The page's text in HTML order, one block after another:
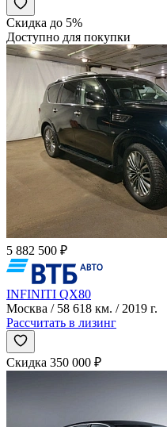
Скидка до 5%
Доступно для покупки
5 882 500 ₽
INFINITI QX80
Москва / 58 618 км. / 2019 г.
Рассчитать в лизинг
Скидка 350 000 ₽